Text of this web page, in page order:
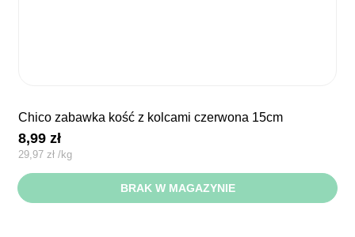
chico zabawka kość z kolcami czerwona 15cm
8,99zł
29,97zł /kg
BRAK W MAGAZYNIE